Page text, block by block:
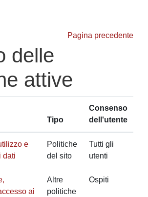
Pagina precedente
delle
attive
Tipo
Consenso
dell'utente
e
dati
Politiche
del sito
Tutti gli
utenti
ai
Altre
politiche
Ospiti